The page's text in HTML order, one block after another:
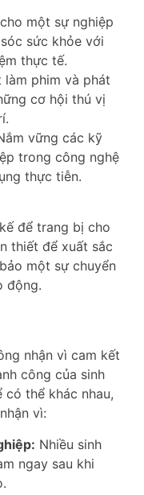
một sự nghiệp
sức khỏe với
thực tế.
làm phim và phát
cơ hội thú vị
vững các kỹ
trong công nghệ
thực tiễn.
để trang bị cho
thiết để xuất sắc
một sự chuyển
động.
nhận vì cam kết
công của sinh
có thể khác nhau,
vì:
Nhiều sinh
ngay sau khi